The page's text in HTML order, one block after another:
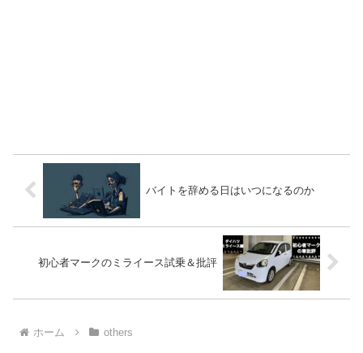
バイトを辞める日はいつになるのか
初心者マークのミライース試乗＆批評
ホーム others